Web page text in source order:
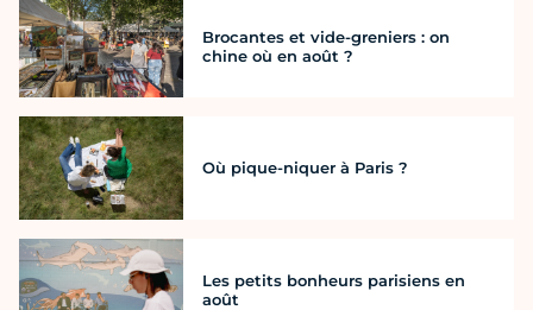
Brocantes et vide-greniers : on
chine où en août ?
Où pique-niquer à Paris ?
Les petits bonheurs parisiens en
août